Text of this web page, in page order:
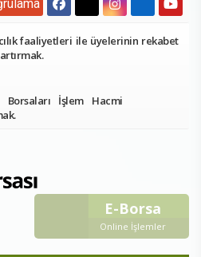
faaliyetleri ile üyelerinin rekabet
İşlem Hacmi
E-Borsa
Online İşlemler